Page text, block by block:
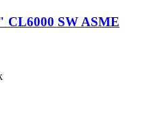
SW ASME